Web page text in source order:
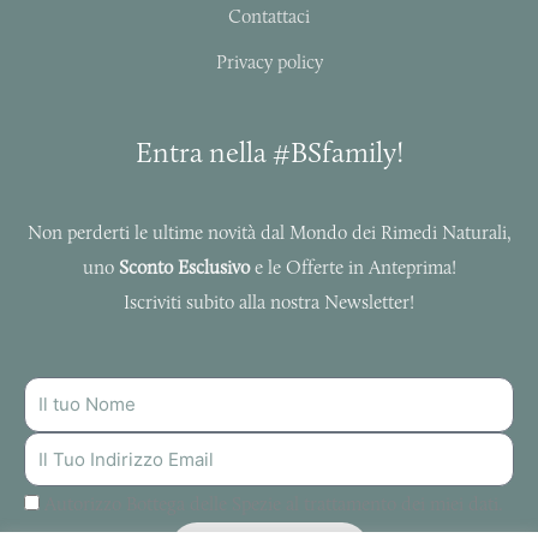
Contattaci
Privacy policy
Entra nella #BSfamily!
Non perderti le ultime novità dal Mondo dei Rimedi Naturali,
uno Sconto Esclusivoe le Offerte in Anteprima!
Iscriviti subito alla nostra Newsletter!
NOME
INDIRIZZO
MAIL